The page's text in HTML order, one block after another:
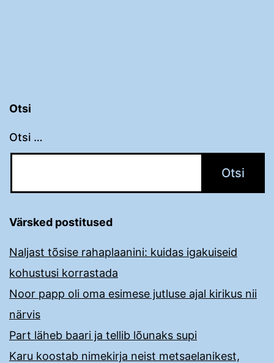
Otsi
Otsi …
Värsked postitused
Naljast tõsise rahaplaanini: kuidas igakuiseid
kohustusi korrastada
Noor papp oli oma esimese jutluse ajal kirikus nii
närvis
Part läheb baari ja tellib lõunaks supi
Karu koostab nimekirja neist metsaelanikest,